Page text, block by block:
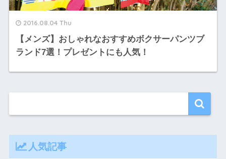
2016.08.04 Thu
【メンズ】おしゃれなおすすめボクサーパンツブ
ランド7選！プレゼントにも人気！
人気記事